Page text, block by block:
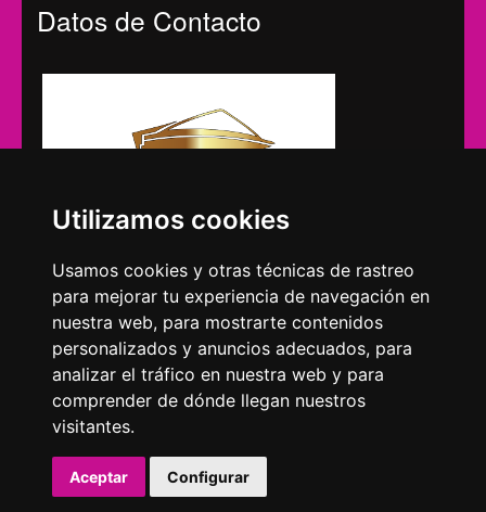
Utilizamos cookies
Usamos cookies y otras técnicas de rastreo
para mejorar tu experiencia de navegación en
nuestra web, para mostrarte contenidos
personalizados y anuncios adecuados, para
analizar el tráfico en nuestra web y para
comprender de dónde llegan nuestros
visitantes.
Aceptar Configurar
Datos de Contacto
Calle Santos Zárate 4, 1º 3,
04004 Almería
Tel.: 950 089 298Fax: 950 086 278
info@congresur.es
Política Congresur Aviso legal
Administración